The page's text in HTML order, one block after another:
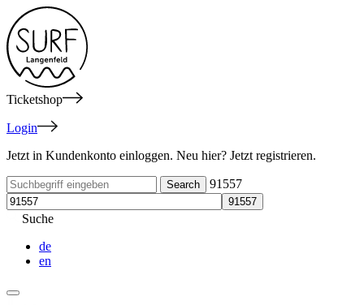
Ticketshop
Login
Jetzt in Kundenkonto einloggen. Neu hier? Jetzt registrieren.
91557
Suche
de
en